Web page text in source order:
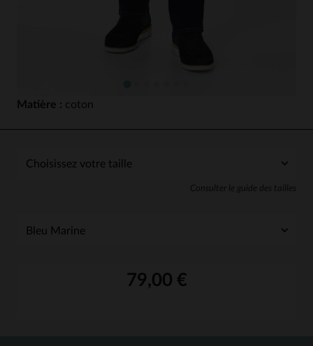
Matière : coton
Consulter le guide des tailles
79,00 €